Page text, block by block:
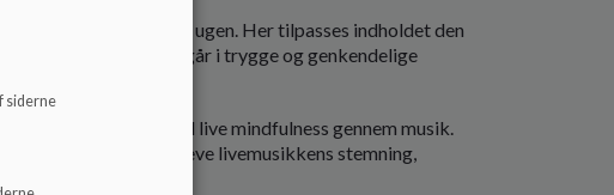
én gang om ugen. Her tilpasses indholdet den
Undervisningen foregår i trygge og genkendelige
og improvisation.
vi ugentligt med live mindfulness gennem musik.
kan slappe af og opleve livemusikkens stemning,
siderne